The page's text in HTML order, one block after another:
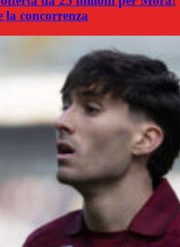
la concorrenza